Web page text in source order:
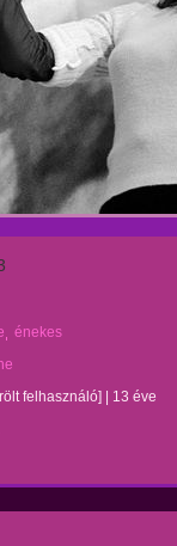
énekes
felhasználó]
13 éve